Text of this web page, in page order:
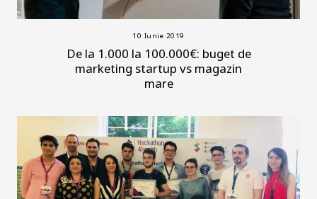
10 Iunie 2019
De la 1.000 la 100.000€: buget de
marketing startup vs magazin
mare